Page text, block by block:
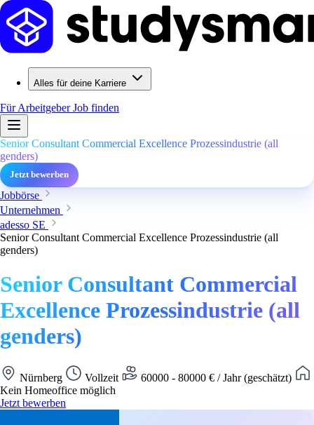
Alles für deine Karriere
Für ArbeitgeberJob finden
Senior Consultant Commercial Excellence Prozessindustrie (all
genders)
Jetzt bewerben
Jobbörse
Unternehmen
adesso SE
Senior Consultant Commercial Excellence Prozessindustrie (all
genders)
Senior Consultant Commercial
Excellence Prozessindustrie (all
genders)
Nürnberg Vollzeit
60000 - 80000 € / Jahr (geschätzt)
Kein Homeoffice möglich
Jetzt bewerben